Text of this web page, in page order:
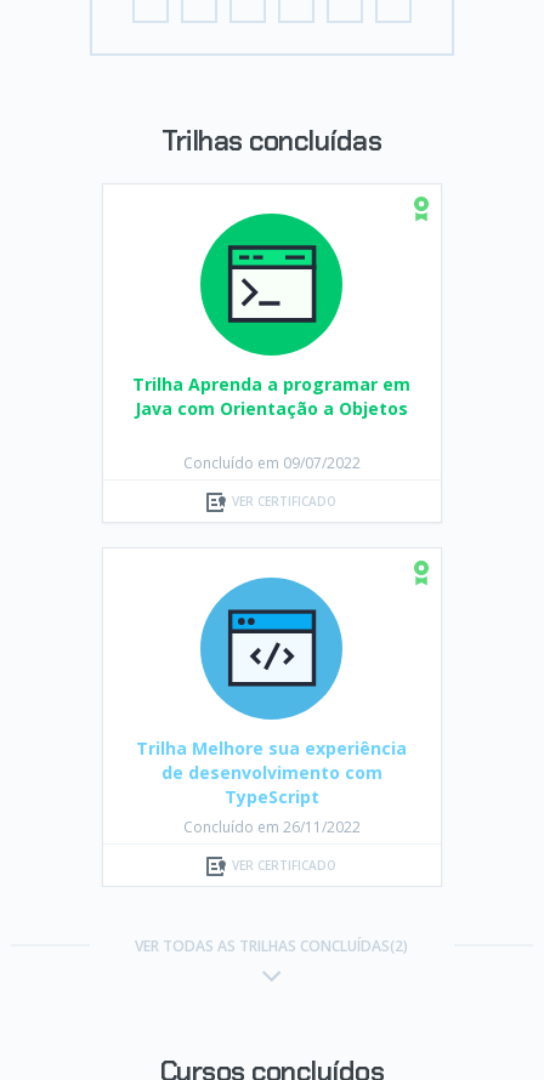
Trilhas concluídas
Trilha Aprenda a programar em
Java com Orientação a Objetos
Concluído em 09/07/2022
VER CERTIFICADO
Trilha Melhore sua experiência
de desenvolvimento com
TypeScript
Concluído em 26/11/2022
VER CERTIFICADO
VER TODAS AS TRILHAS CONCLUÍDAS(2)
Cursos concluídos